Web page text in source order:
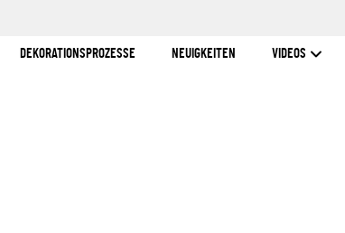
DEKORATIONSPROZESSE NEUIGKEITEN VIDEOS